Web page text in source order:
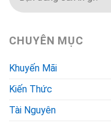
CHUYÊN MỤC
Khuyến Mãi
Kiến Thức
Tài Nguyên